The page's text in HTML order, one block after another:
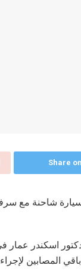
Share
حادث تصادم سيارة
اسكندر عمار
لإجراء